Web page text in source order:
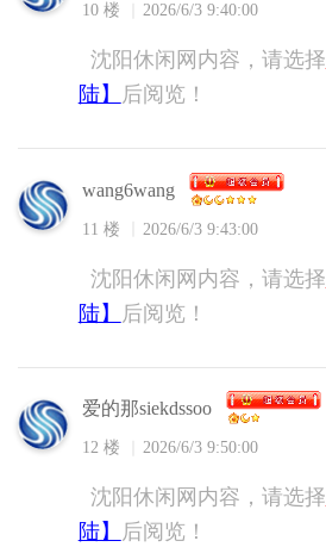
10 楼 2026/6/3 9:40:00
沈阳休闲网内容，请选择
陆】
后阅览！
wang6wang
11 楼 2026/6/3 9:43:00
沈阳休闲网内容，请选择
陆】
后阅览！
爱的那siekdssoo
12 楼 2026/6/3 9:50:00
沈阳休闲网内容，请选择
陆】
后阅览！